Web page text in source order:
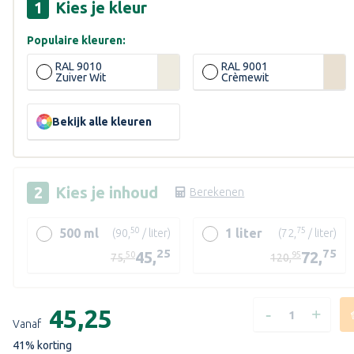
Kies je kleur
Populaire kleuren:
RAL 9010
Zuiver Wit
RAL 9001
Crèmewit
Bekijk alle kleuren
Kies je inhoud Berekenen
500 ml (90,50 / liter)
75,5045,25
1 liter (72,75 / liter)
120,9572,75
Vanaf €45,25
41% korting
HOEVEELHEID
- +